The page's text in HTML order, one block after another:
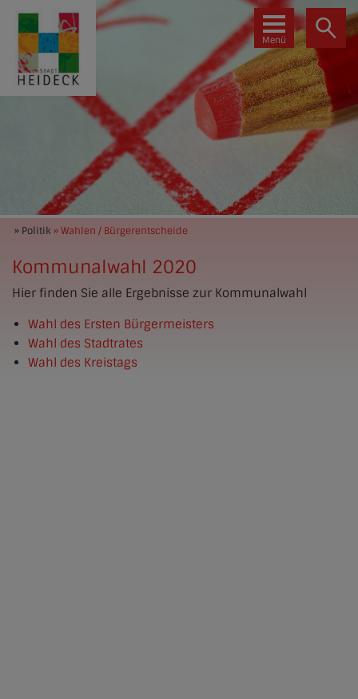
Menü
» Politik » Wahlen / Bürgerentscheide
Kommunalwahl 2020
Hier finden Sie alle Ergebnisse zur Kommunalwahl
Wahl des Ersten Bürgermeisters
Wahl des Stadtrates
Wahl des Kreistags